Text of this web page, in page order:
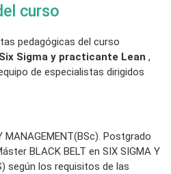
curso
pedagógicas del curso
Sigma y practicante Lean ,
de especialistas dirigidos
MANAGEMENT(BSc). Postgrado
BLACK BELT en SIX SIGMA Y
según los requisitos de las